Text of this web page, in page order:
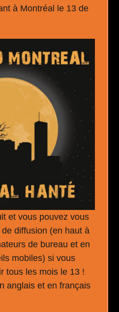
à Montréal le 13 de
et vous pouvez vous
diffusion (en haut à
de bureau et en
mobiles) si vous
tous les mois le 13 !
anglais et en français